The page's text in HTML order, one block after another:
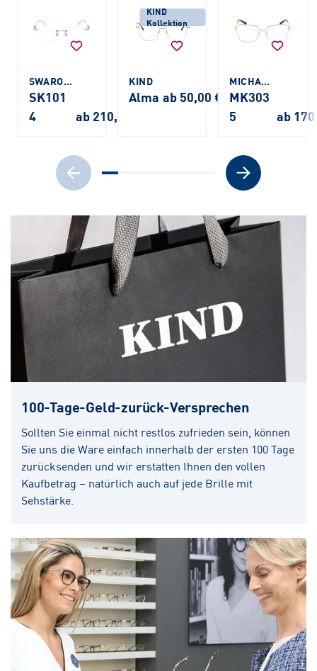
SWAROVSKI
SK101
4
ab 210,00 €
KIND
Kollektion
KIND
Alma ab 50,00 €
MICHAEL KORS
MK303
5
ab
100-Tage-Geld-zurück-Versprechen
Sollten Sie einmal nicht restlos zufrieden sein, können
Sie uns die Ware einfach innerhalb der ersten 100 Tage
zurücksenden und wir erstatten Ihnen den vollen
Kaufbetrag – natürlich auch auf jede Brille mit
Sehstärke.